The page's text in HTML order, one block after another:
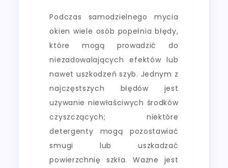
Podczas samodzielnego mycia
okien wiele osób popełnia błędy,
które mogą prowadzić do
niezadowalających efektów lub
nawet uszkodzeń szyb. Jednym z
najczęstszych błędów jest
używanie niewłaściwych środków
czyszczących; niektóre
detergenty mogą pozostawiać
smugi lub uszkadzać
powierzchnię szkła. Ważne jest